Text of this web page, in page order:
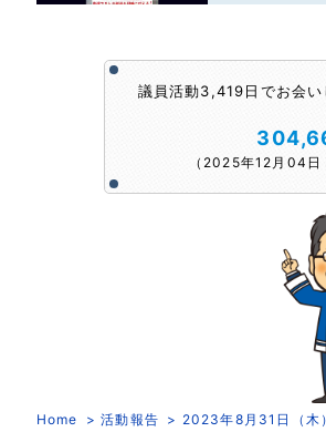
議員活動3,419日でお会い
（2025年12月04日
Home 活動報告 2023年8月31日（木